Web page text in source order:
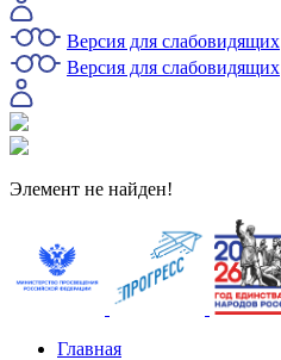
Версия для слабовидящих
Версия для слабовидящих
Элемент не найден!
Главная